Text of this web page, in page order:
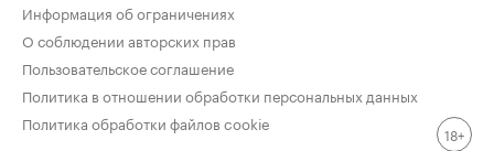
Информация об ограничениях
О соблюдении авторских прав
Пользовательское соглашение
Политика в отношении обработки персональных данных
Политика обработки файлов cookie
18+